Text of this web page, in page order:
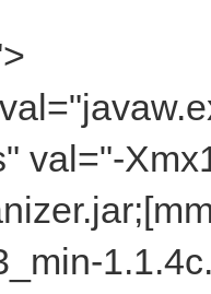
val="-